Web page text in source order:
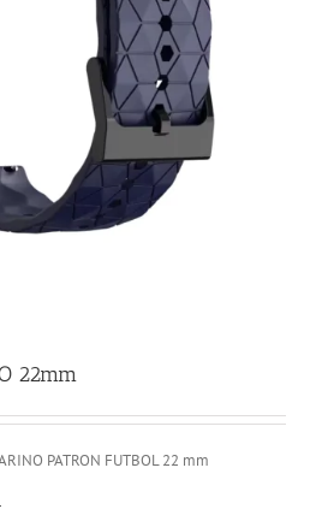
22mm
PATRON FUTBOL 22 mm